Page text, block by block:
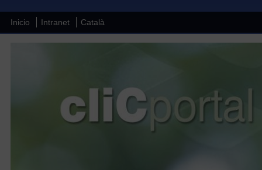
Inicio Intranet Català